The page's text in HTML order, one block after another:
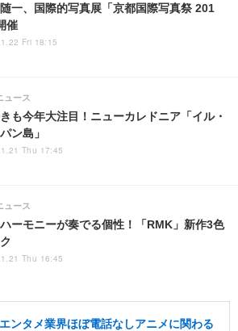
一、国際的写真展「京都国際写真祭 201
催
Fri 18:15
も今年大注目！ニューカレドニア「イル・
ン島」
ュース
Thu 17:45
ーモニーが奏でる個性！「RMK」新作3色
ュース
Thu 16:45
ンタメ業界ほぼ電話なしアニメに関わる